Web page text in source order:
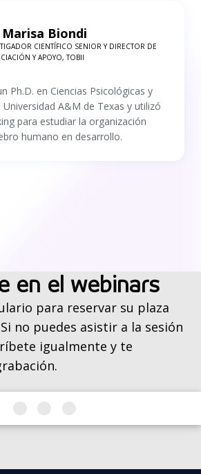
Marisa Biondi
CIENTÍFICO SENIOR Y DIRECTOR DE
Y APOYO, TOBII
Ph.D. en Ciencias Psicológicas y
Universidad A&M de Texas y utilizó
para estudiar la organización
humano en desarrollo.
en el webinars
para reservar su plaza
no puedes asistir a la sesión
igualmente y te